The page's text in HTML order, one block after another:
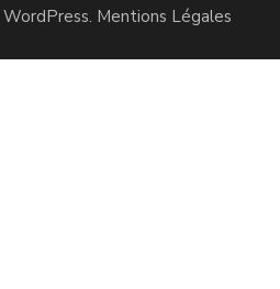
WordPress. Mentions Légales